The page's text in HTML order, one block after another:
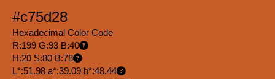
#c75d28
Hexadecimal Color Code
R:199 G:93 B:40
H:20 S:80 B:78
L*:51.98 a*:39.09 b*:48.44